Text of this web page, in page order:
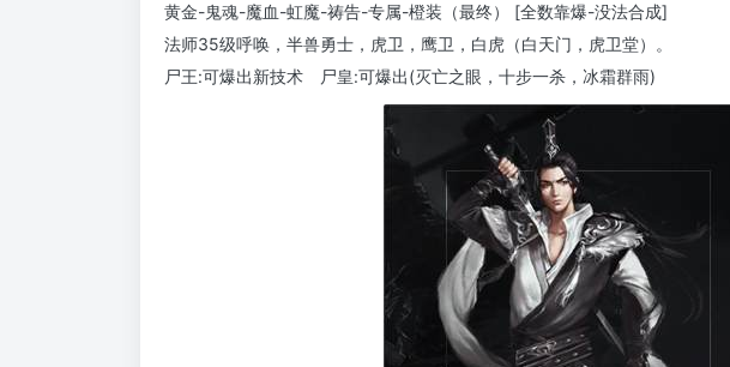
黄金-鬼魂-魔血-虹魔-祷告-专属-橙装（最终） [全数靠爆-没法合成]
法师35级呼唤，半兽勇士，虎卫，鹰卫，白虎（白天门，虎卫堂）。
尸王:可爆出新技术 尸皇:可爆出(灭亡之眼，十步一杀，冰霜群雨)